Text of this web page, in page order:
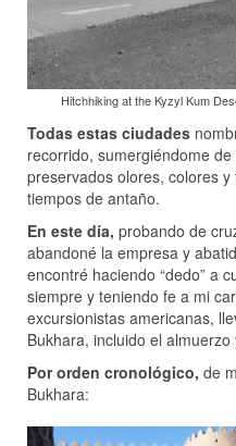
Hitchhiking at the Kyzyl Kum
Todas estas ciudades
recorrido, sumergiéndome
preservados olores, colores
tiempos de antaño.
En este día, probando de
abandoné la empresa y
encontré haciendo “dedo” a
siempre y teniendo fe a mi
excursionistas americanas,
Bukhara, incluido el almuerzo
Por orden cronológico, de
Bukhara: